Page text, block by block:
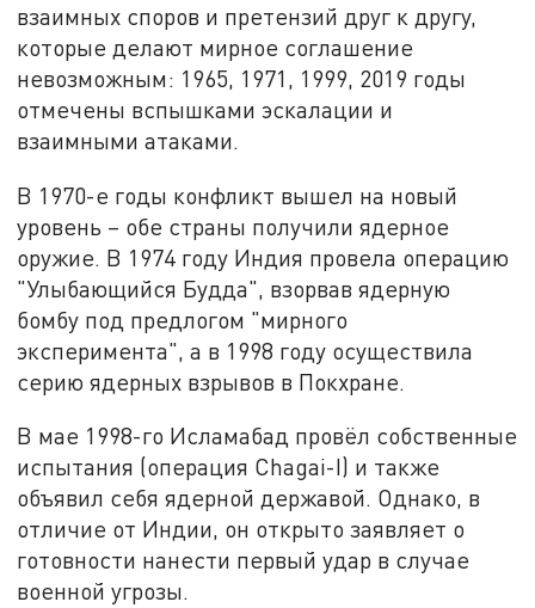
взаимных споров и претензий друг к другу,
которые делают мирное соглашение
невозможным: 1965, 1971, 1999, 2019 годы
отмечены вспышками эскалации и
взаимными атаками.
В 1970-е годы конфликт вышел на новый
уровень – обе страны получили ядерное
оружие. В 1974 году Индия провела операцию
"Улыбающийся Будда", взорвав ядерную
бомбу под предлогом "мирного
эксперимента", а в 1998 году осуществила
серию ядерных взрывов в Покхране.
В мае 1998-го Исламабад провёл собственные
испытания (операция Chagai-I) и также
объявил себя ядерной державой. Однако, в
отличие от Индии, он открыто заявляет о
готовности нанести первый удар в случае
военной угрозы.